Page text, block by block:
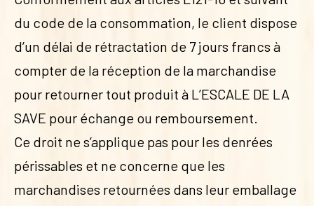
du code de la consommation, le client dispose
d’un délai de rétractation de 7 jours francs à
compter de la réception de la marchandise
pour retourner tout produit à L’ESCALE DE LA
SAVE pour échange ou remboursement.
Ce droit ne s’applique pas pour les denrées
périssables et ne concerne que les
marchandises retournées dans leur emballage